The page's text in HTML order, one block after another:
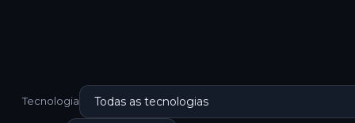
Tecnologia